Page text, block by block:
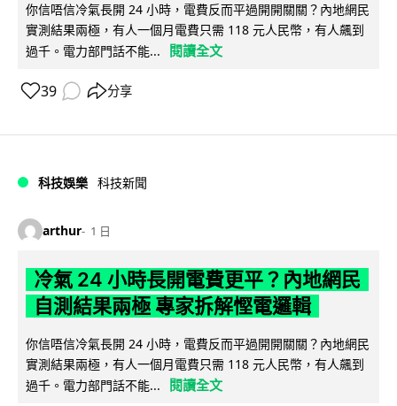
你信唔信冷氣長開 24 小時，電費反而平過開開關關？內地網民
實測結果兩極，有人一個月電費只需 118 元人民幣，有人飆到
過千。電力部門話不能...
閱讀全文
39 分享
科技娛樂 科技新聞
arthur 1 日
冷氣 24 小時長開電費更平？內地網民
自測結果兩極 專家拆解慳電邏輯
你信唔信冷氣長開 24 小時，電費反而平過開開關關？內地網民
實測結果兩極，有人一個月電費只需 118 元人民幣，有人飆到
過千。電力部門話不能...
閱讀全文